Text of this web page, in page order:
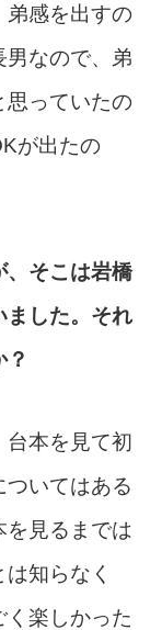
弟感を出すの
男なので、弟
思っていたの
が出たの
そこは岩橋
ました。それ
台本を見て初
いてはある
を見るまでは
知らなく
楽しかった